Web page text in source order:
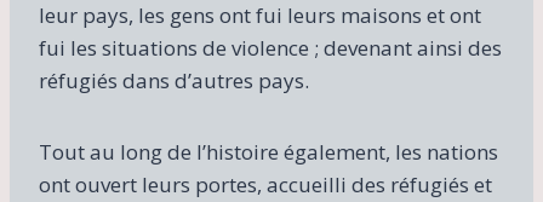
leur pays, les gens ont fui leurs maisons et ont
fui les situations de violence ; devenant ainsi des
réfugiés dans d’autres pays.
Tout au long de l’histoire également, les nations
ont ouvert leurs portes, accueilli des réfugiés et